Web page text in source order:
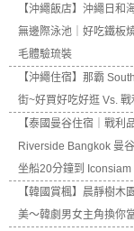
【沖繩飯店】沖繩日和
無邊際泳池｜好吃鐵板
毛體驗琉裝
【沖繩住宿】那霸
街~好買好吃好逛 Vs. 戰
【泰國曼谷住宿｜戰利
Riverside Bangkok 曼
坐船20分鐘到 Iconsiam
【韓國賞楓】晨靜樹木
美～韓劇男女主角換你